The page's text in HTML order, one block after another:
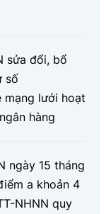
sửa đổi, bổ
số
mạng lưới hoạt
hàng
ngày 15 tháng
a khoản 4
NHNN quy